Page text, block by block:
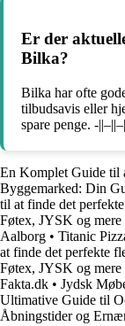
Er der
Bilka?
Bilka har ofte
tilbudsavis eller
spare penge. -
En Komplet Guide til
Byggemarked: Din
til at finde det
Føtex, JYSK og mere
Aalborg • Titanic
at finde det perfekte
Føtex, JYSK og mere
Fakta.dk • Jydsk
Ultimative Guide til
Åbningstider og